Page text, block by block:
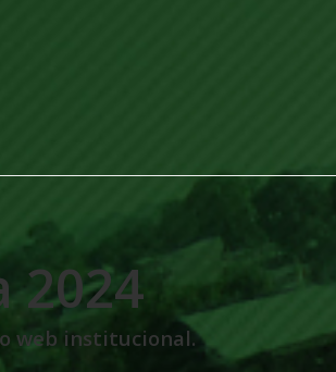
2024
web institucional.